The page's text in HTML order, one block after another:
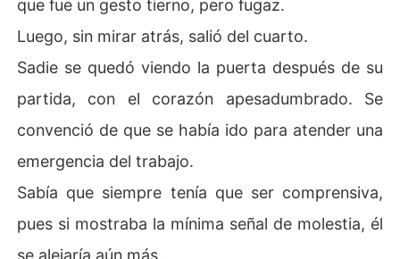
que fue un gesto tierno, pero fugaz.
Luego, sin mirar atrás, salió del cuarto.
Sadie se quedó viendo la puerta después de su
partida, con el corazón apesadumbrado. Se
convenció de que se había ido para atender una
emergencia del trabajo.
Sabía que siempre tenía que ser comprensiva,
pues si mostraba la mínima señal de molestia, él
se alejaría aún más.